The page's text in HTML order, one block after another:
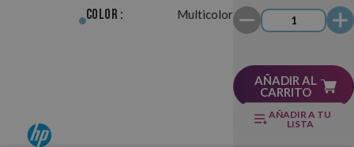
Original
Color : Multicolor
AÑADIR AL
CARRITO
AÑADIR A TU
LISTA